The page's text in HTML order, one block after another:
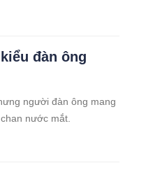
đàn ông
người đàn ông mang
nước mắt.